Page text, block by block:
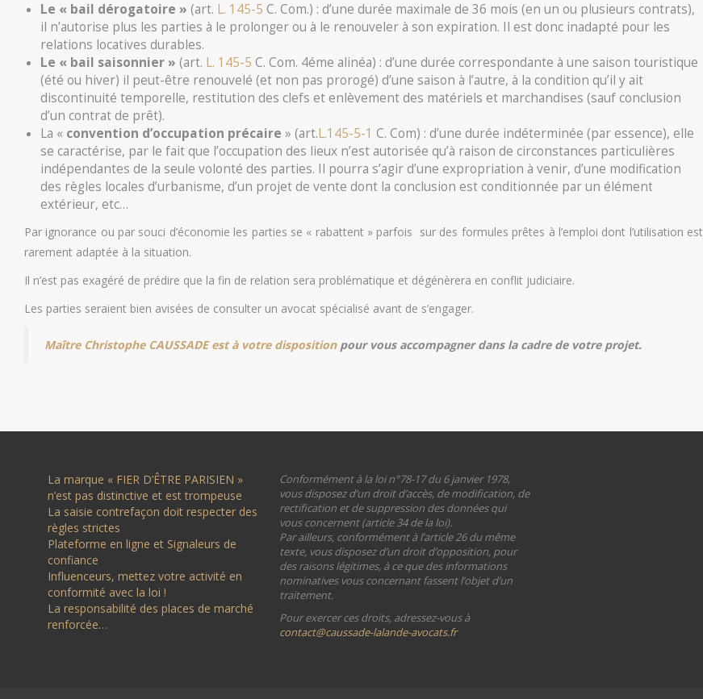
Le « bail dérogatoire » (art. L. 145-5 C. Com.) : d’une durée maximale de 36 mois (en un ou plusieurs contrats),
il n’autorise plus les parties à le prolonger ou à le renouveler à son expiration. Il est donc inadapté pour les
relations locatives durables.
Le « bail saisonnier » (art. L. 145-5 C. Com. 4éme alinéa) : d’une durée correspondante à une saison touristique
(été ou hiver) il peut-être renouvelé (et non pas prorogé) d’une saison à l’autre, à la condition qu’il y ait
discontinuité temporelle, restitution des clefs et enlèvement des matériels et marchandises (sauf conclusion
d’un contrat de prêt).
La « convention d’occupation précaire » (art.L.145-5-1 C. Com) : d’une durée indéterminée (par essence), elle
se caractérise, par le fait que l’occupation des lieux n’est autorisée qu’à raison de circonstances particulières
indépendantes de la seule volonté des parties. Il pourra s’agir d’une expropriation à venir, d’une modification
des règles locales d’urbanisme, d’un projet de vente dont la conclusion est conditionnée par un élément
extérieur, etc…
Par ignorance ou par souci d’économie les parties se « rabattent » parfois sur des formules prêtes à l’emploi dont l’utilisation est
rarement adaptée à la situation.
Il n’est pas exagéré de prédire que la fin de relation sera problématique et dégénèrera en conflit judiciaire.
Les parties seraient bien avisées de consulter un avocat spécialisé avant de s’engager.
Maître Christophe CAUSSADE est à votre dispositionpour vous accompagner dans la cadre de votre projet.
La marque « FIER D’ÊTRE PARISIEN »
n’est pas distinctive et est trompeuse
La saisie contrefaçon doit respecter des
règles strictes
Plateforme en ligne et Signaleurs de
confiance
Influenceurs, mettez votre activité en
conformité avec la loi !
La responsabilité des places de marché
renforcée…
Conformément à la loi n°78-17 du 6 janvier 1978,
vous disposez d’un droit d’accès, de modification, de
rectification et de suppression des données qui
vous concernent (article 34 de la loi).
Par ailleurs, conformément à l’article 26 du même
texte, vous disposez d’un droit d’opposition, pour
des raisons légitimes, à ce que des informations
nominatives vous concernant fassent l’objet d’un
traitement.
Pour exercer ces droits, adressez-vous à
contact@caussade-lalande-avocats.fr